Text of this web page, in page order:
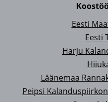
Eesti
Eesti
Harju
Läänemaa
Peipsi